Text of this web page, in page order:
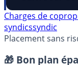
⭐️ Suivre sur
Charges de
syndicssyndic
Placement sans